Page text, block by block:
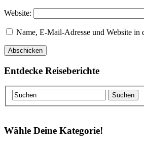
Website:
Name, E-Mail-Adresse und Website in
Entdecke Reiseberichte
Wähle Deine Kategorie!